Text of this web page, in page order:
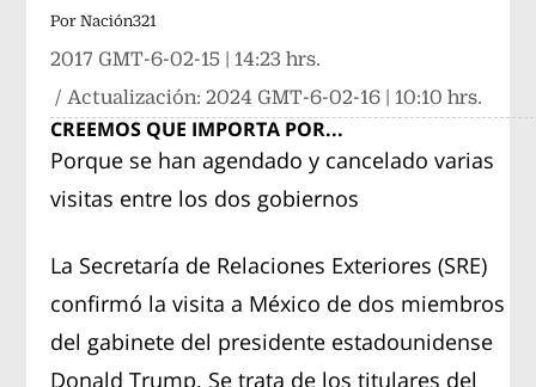
Por Nación321
2017 GMT-6-02-15 | 14:23 hrs.
/ Actualización:2024 GMT-6-02-16 | 10:10 hrs.
CREEMOS QUE IMPORTA POR...
Porque se han agendado y cancelado varias
visitas entre los dos gobiernos
La Secretaría de Relaciones Exteriores (SRE)
confirmó la visita a México de dos miembros
del gabinete del presidente estadounidense
Donald Trump. Se trata de los titulares del